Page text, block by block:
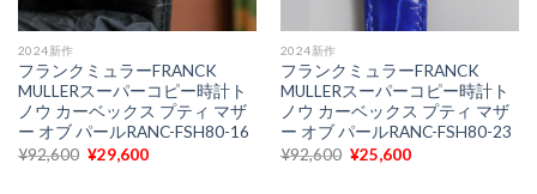
2024新作
フランクミュラーFRANCK
MULLERスーパーコピー時計ト
ノウ カーベックス プティ マザ
ー オブ パールRANC-FSH80-16
¥92,600 元
¥29,600現
2024新作
フランクミュラーFRANCK
MULLERスーパーコピー時計ト
ノウ カーベックス プティ マザ
ー オブ パールRANC-FSH80-23
¥92,600 元
¥25,600現